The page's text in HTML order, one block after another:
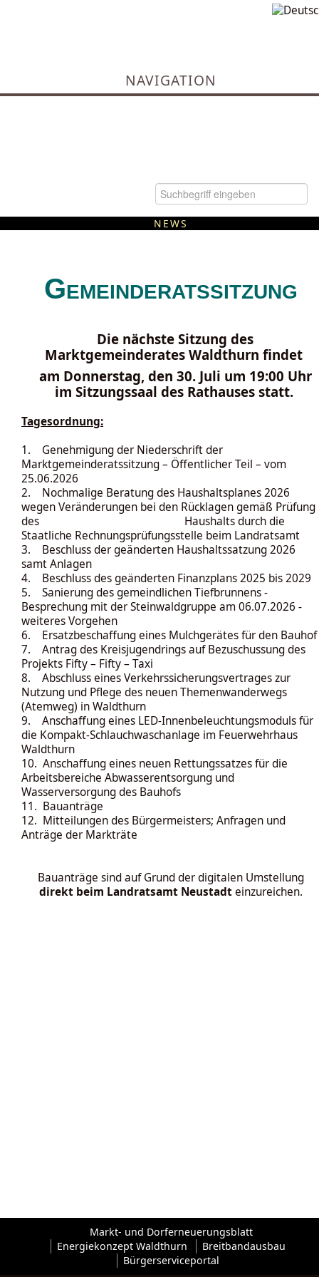
NAVIGATION
NEWS
Gemeinderatssitzung
Die nächste Sitzung des
Marktgemeinderates Waldthurn findet
am Donnerstag, den 30. Juli um 19:00 Uhr
im Sitzungssaal des Rathauses statt.
Tagesordnung:
1. Genehmigung der Niederschrift der
Marktgemeinderatssitzung – Öffentlicher Teil – vom
25.06.2026
2. Nochmalige Beratung des Haushaltsplanes 2026
wegen Veränderungen bei den Rücklagen gemäß Prüfung
des Haushalts durch die
Staatliche Rechnungsprüfungsstelle beim Landratsamt
3. Beschluss der geänderten Haushaltssatzung 2026
samt Anlagen
4. Beschluss des geänderten Finanzplans 2025 bis 2029
5. Sanierung des gemeindlichen Tiefbrunnens -
Besprechung mit der Steinwaldgruppe am 06.07.2026 -
weiteres Vorgehen
6. Ersatzbeschaffung eines Mulchgerätes für den Bauhof
7. Antrag des Kreisjugendrings auf Bezuschussung des
Projekts Fifty – Fifty – Taxi
8. Abschluss eines Verkehrssicherungsvertrages zur
Nutzung und Pflege des neuen Themenwanderwegs
(Atemweg) in Waldthurn
9. Anschaffung eines LED-Innenbeleuchtungsmoduls für
die Kompakt-Schlauchwaschanlage im Feuerwehrhaus
Waldthurn
10. Anschaffung eines neuen Rettungssatzes für die
Arbeitsbereiche Abwasserentsorgung und
Wasserversorgung des Bauhofs
11. Bauanträge
12. Mitteilungen des Bürgermeisters; Anfragen und
Anträge der Markträte
Bauanträge sind auf Grund der digitalen Umstellung
direkt beim Landratsamt Neustadteinzureichen.
Markt- und Dorferneuerungsblatt
Energiekonzept Waldthurn
Breitbandausbau
Bürgerserviceportal